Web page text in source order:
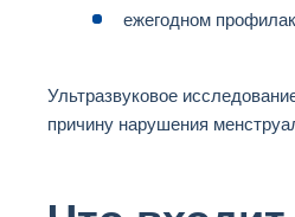
ежегодном
Ультразвуковое
причину нарушения